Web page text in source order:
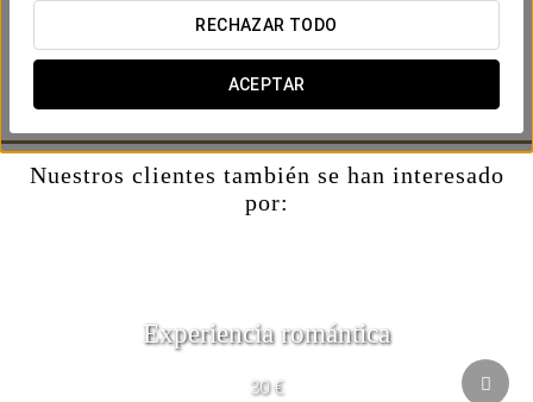
RECHAZAR TODO
ACEPTAR
Incluye:
- Un plato de pasta a elegir del menú a la carta.
- Una copa de vino.
Nuestros clientes también se han interesado
por:
Experiencia romántica
30 €